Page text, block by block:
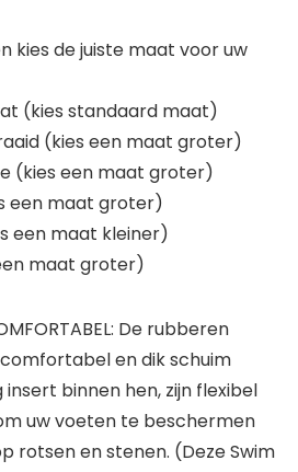
kies de juiste maat voor uw
(kies standaard maat)
(kies een maat groter)
(kies een maat groter)
een maat groter)
een maat kleiner)
maat groter)
De rubberen
en dik schuim
binnen hen, zijn flexibel
uw voeten te beschermen
rotsen en stenen. (Deze Swim